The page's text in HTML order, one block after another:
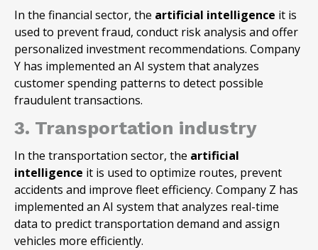
In the financial sector, the artificial intelligence it is
used to prevent fraud, conduct risk analysis and offer
personalized investment recommendations. Company
Y has implemented an AI system that analyzes
customer spending patterns to detect possible
fraudulent transactions.
3. Transportation industry
In the transportation sector, the artificial
intelligence it is used to optimize routes, prevent
accidents and improve fleet efficiency. Company Z has
implemented an AI system that analyzes real-time
data to predict transportation demand and assign
vehicles more efficiently.